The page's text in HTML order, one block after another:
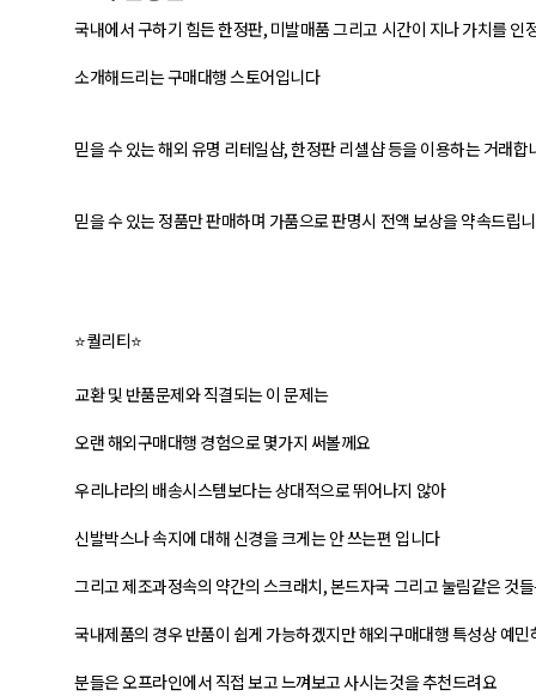
국내에서 구하기 힘든 한정판, 미발매품 그리고 시간이 지나 가치를 인
소개해드리는 구매대행 스토어입니다
믿을 수 있는 해외 유명 리테일샵, 한정판 리셀샵 등을 이용하는 거래합
믿을 수 있는 정품만 판매하며 가품으로 판명시 전액 보상을 약속드립
⭐퀄리티⭐
교환 및 반품문제와 직결되는 이 문제는
오랜 해외구매대행 경험으로 몇가지 써볼께요
우리나라의 배송시스템보다는 상대적으로 뛰어나지 않아
신발박스나 속지에 대해 신경을 크게는 안 쓰는편 입니다
그리고 제조과정속의 약간의 스크래치, 본드자국 그리고 눌림같은 것
국내제품의 경우 반품이 쉽게 가능하겠지만 해외구매대행 특성상 예민
분들은 오프라인에서 직접 보고 느껴보고 사시는것을 추천드려요